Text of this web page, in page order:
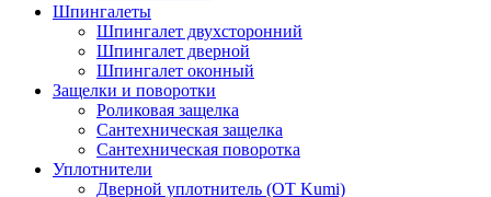
Шпингалеты
Шпингалет двухсторонний
Шпингалет дверной
Шпингалет оконный
Защелки и поворотки
Роликовая защелка
Сантехническая защелка
Сантехническая поворотка
Уплотнители
Дверной уплотнитель (OT Kumi)